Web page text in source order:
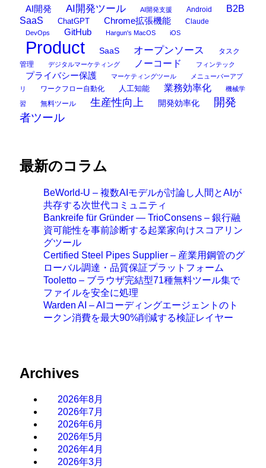
AI開発 AI開発ツール AI開発支援 Android
B2B
SaaS
ChatGPT Chrome拡張機能 Claude
DevOps GitHub Hargun's MacOS iOS
Product SaaS オープンソース
タスク
管理
デジタルマーケティング ノーコード フィンテック
プライバシー保護 マーケティングツール
メニューバーアプ
リ
ワークフロー自動化 人工知能 業務効率化 機械学
習 無料ツール 生産性向上 開発効率化
開発
者ツール
最新のコラム
BeWorld-U – 複数AIモデルが討論し人間とAIが
共存する次世代コミュニティ
Bankreife für Gründer — TrioConsens – 銀行融
資可能性を事前診断する起業家向けスコアリン
グツール
Certified Steel Pipes Supplier – 産業用鋼管のグ
ローバル調達・品質保証プラットフォーム
Tooletto – ブラウザ完結型71種無料ツール集で
ファイルを安全に処理
Warden AI – AIコーディングエージェントのト
ークン消費を最大90%削減する検証レイヤー
Archives
2026年8月
2026年7月
2026年6月
2026年5月
2026年4月
2026年3月